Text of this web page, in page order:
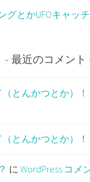
グとかUFOキャッ
最近のコメント
とんかつとか）！
とんかつとか）！
にWordPress コメ